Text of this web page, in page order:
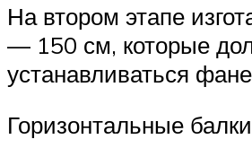
На втором этапе
— 150 см, которые
устанавливаться
Горизонтальные